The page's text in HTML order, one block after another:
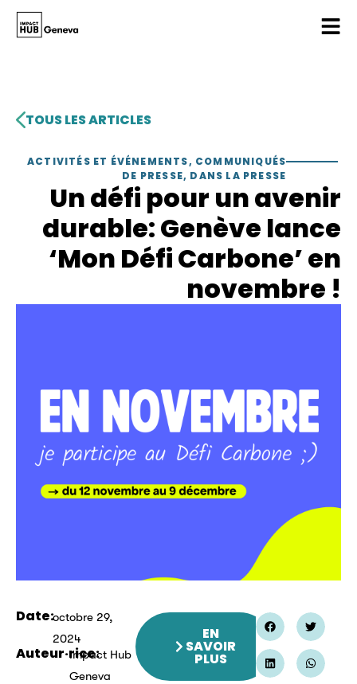
TOUS LES ARTICLES
ACTIVITÉS ET ÉVÉNEMENTS, COMMUNIQUÉS
DE PRESSE, DANS LA PRESSE
Un défi pour un avenir
durable: Genève lance
‘Mon Défi Carbone’ en
novembre !
Date:octobre 29,
2024
Auteur·rice:Impact Hub
Geneva
EN
SAVOIR
PLUS